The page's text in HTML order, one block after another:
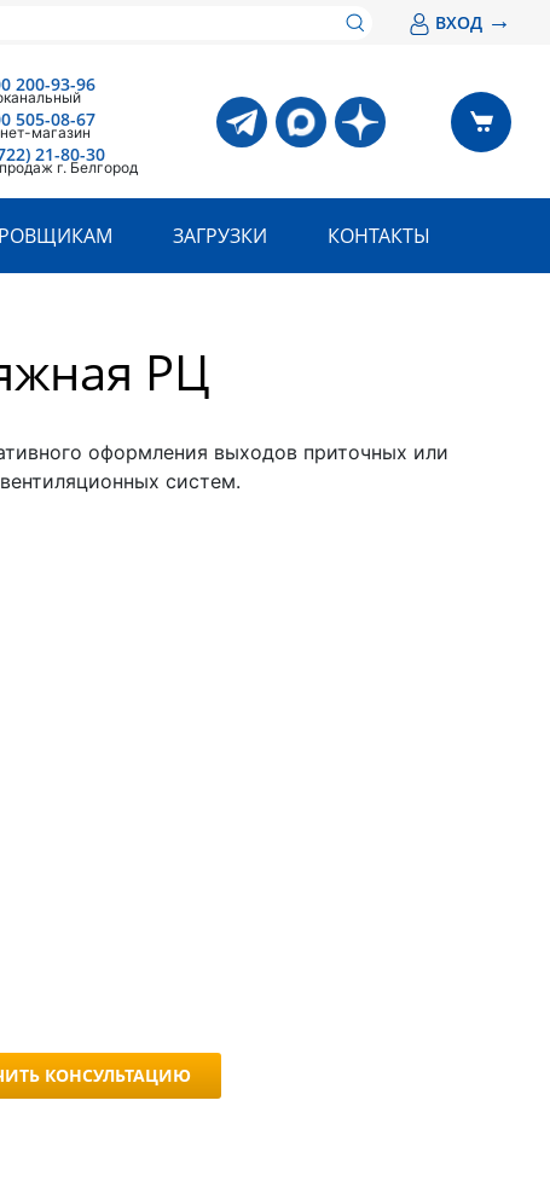
ВХОД →
200-93-96
505-08-67
магазин
21-80-30
г. Белгород
ЗАГРУЗКИ КОНТАКТЫ
РЦ
оформления выходов приточных или
систем.
КОНСУЛЬТАЦИЮ